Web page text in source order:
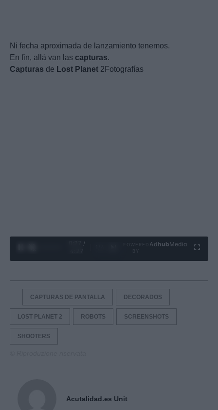
Ni fecha aproximada de lanzamiento tenemos.
En fin, allá van las capturas.
Capturas de Lost Planet 2Fotografías
0:28 /
Ad hubMedia
CAPTURAS DE PANTALLA DECORADOS
LOST PLANET 2 ROBOTS SCREENSHOTS
SHOOTERS
Acutalidad.es Unit